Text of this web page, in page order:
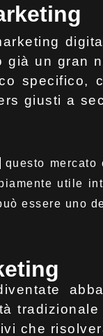
già un gran
specifico,
giusti a
questo
utile
essere uno
che